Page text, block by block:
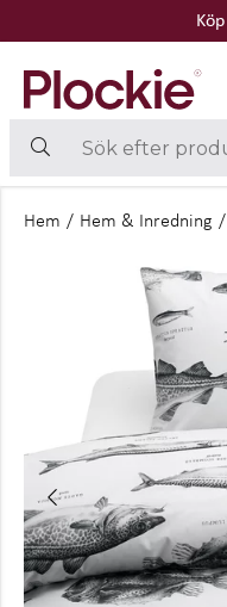
Hem / Hem & Inredning /